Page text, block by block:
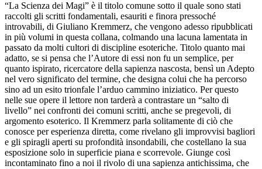
“La Scienza dei Magi” è il titolo comune sotto il quale sono stati
raccolti gli scritti fondamentali, esauriti e finora pressoché
introvabili, di Giuliano Kremmerz, che vengono adesso ripubblicati
in più volumi in questa collana, colmando una lacuna lamentata in
passato da molti cultori di discipline esoteriche. Titolo quanto mai
adatto, se si pensa che l’Autore di essi non fu un semplice, per
quanto ispirato, ricercatore della sapienza nascosta, bensì un Adepto
nel vero significato del termine, che designa colui che ha percorso
sino ad un esito trionfale l’arduo cammino iniziatico. Per questo
nelle sue opere il lettore non tarderà a contrastare un “salto di
livello” nei confronti dei comuni scritti, anche se pregevoli, di
argomento esoterico. Il Kremmerz parla solitamente di ciò che
conosce per esperienza diretta, come rivelano gli improvvisi bagliori
e gli spiragli aperti su profondità insondabili, che costellano la sua
esposizione solo in superficie piana e scorrevole. Giunge così
incontaminato fino a noi il rivolo di una sapienza antichissima, che